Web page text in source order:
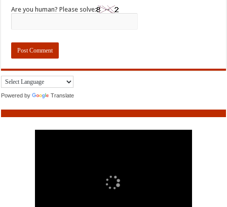
Are you human? Please solve:
Powered by Translate